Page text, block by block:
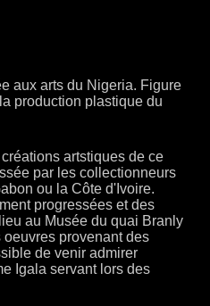
aux arts du Nigeria. Figure
production plastique du
artstiques de ce
par les collectionneurs
ou la Côte d'Ivoire.
progressées et des
au Musée du quai Branly
provenant des
de venir admirer
Igala servant lors des